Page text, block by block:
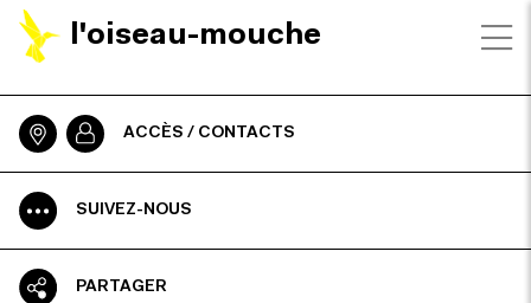
l'oiseau-mouche
ACCÈS / CONTACTS
SUIVEZ-NOUS
PARTAGER